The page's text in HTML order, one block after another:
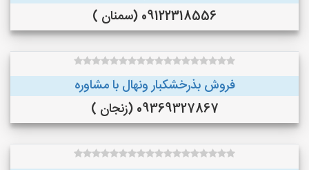
09122318556 (سمنان )
فروش بذرخشکبار ونهال با مشاوره
09369327867 (زنجان )